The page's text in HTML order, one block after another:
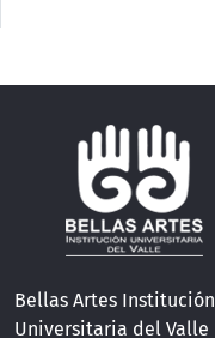
Bellas Artes Institución
Universitaria del Valle